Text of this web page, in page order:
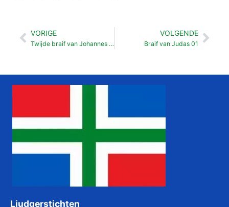
Vorige
VORIGE
Twijde braif van Johannes 01
VOLGENDE
Braif van Judas 01
Liudgerstichten